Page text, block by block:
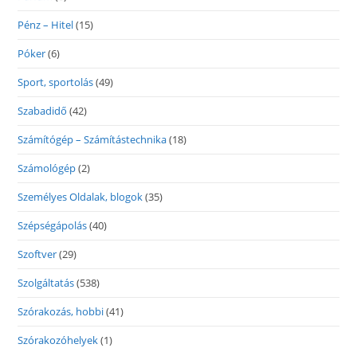
Pénz – Hitel(15)
Póker(6)
Sport, sportolás(49)
Szabadidő (42)
Számítógép – Számítástechnika(18)
Számológép(2)
Személyes Oldalak, blogok(35)
Szépségápolás(40)
Szoftver(29)
Szolgáltatás(538)
Szórakozás, hobbi(41)
Szórakozóhelyek(1)